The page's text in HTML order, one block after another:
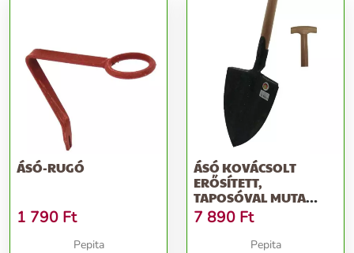
ÁSÓ-RUGÓ
1 790 Ft
Pepita
ÁSÓ KOVÁCSOLT
ERŐSÍTETT,
TAPOSÓVAL MUTA
&QUOT;T&QUOT;
NYÉLLEL
7 890 Ft
Pepita